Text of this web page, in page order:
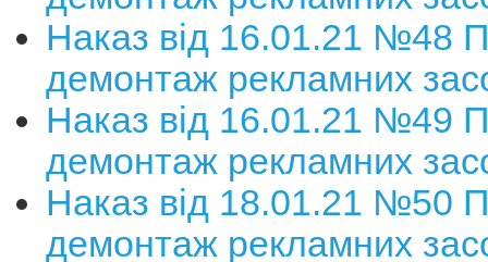
Наказ від 16.01.21 №48
демонтаж рекламних
Наказ від 16.01.21 №49
демонтаж рекламних
Наказ від 18.01.21 №50
демонтаж рекламних